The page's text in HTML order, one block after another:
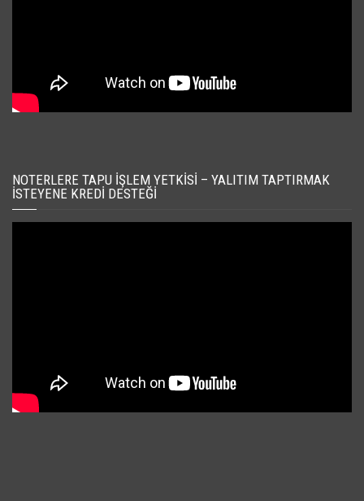
NOTERLERE TAPU İŞLEM YETKISI – YALITIM TAPTIRMAK
İSTEYENE KREDI DESTEĞI